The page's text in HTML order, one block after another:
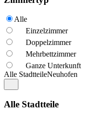
Alle
Einzelzimmer
Doppelzimmer
Mehrbettzimmer
Ganze Unterkunft
Alle StadtteileNeuhofen
Alle Stadtteile